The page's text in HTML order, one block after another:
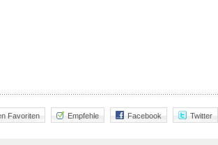
Favoriten Empfehle Facebook Twitter